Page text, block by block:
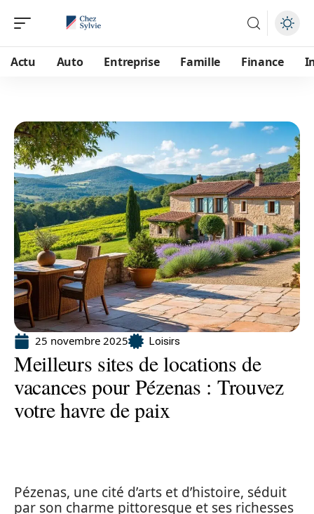
Actu Auto Entreprise Famille Finance
25 novembre 2025 Loisirs
Meilleurs sites de locations de
vacances pour Pézenas : Trouvez
votre havre de paix
Pézenas, une cité d’arts et d’histoire, séduit
par son charme pittoresque et ses richesses